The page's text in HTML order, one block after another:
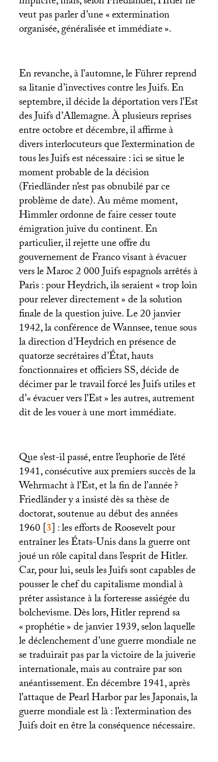
veut pas parler d’une «extermination
organisée, généralisée et immédiate».
En revanche, à l’automne, le Führer reprend
sa litanie d’invectives contre les Juifs. En
septembre, il décide la déportation vers l’Est
des Juifs d’Allemagne. À plusieurs reprises
entre octobre et décembre, il affirme à
divers interlocuteurs que l’extermination de
tous les Juifs est nécessaire : ici se situe le
moment probable de la décision
(Friedländer n’est pas obnubilé par ce
problème de date). Au même moment,
Himmler ordonne de faire cesser toute
émigration juive du continent. En
particulier, il rejette une offre du
gouvernement de Franco visant à évacuer
vers le Maroc 2 000 Juifs espagnols arrêtés à
Paris : pour Heydrich, ils seraient «trop loin
pour relever directement» de la solution
finale de la question juive. Le 20 janvier
1942, la conférence de Wannsee, tenue sous
la direction d’Heydrich en présence de
quatorze secrétaires d’État, hauts
fonctionnaires et officiersSS, décide de
décimer par le travail forcé les Juifs utiles et
d’«évacuer vers l’Est» les autres, autrement
dit de les vouer à une mort immédiate.
Que s’est-il passé, entre l’euphorie de l’été
1941, consécutive aux premiers succès de la
Wehrmacht à l’Est, et la fin de l’année?
Friedländer y a insisté dès sa thèse de
doctorat, soutenue au début des années
1960[3]: les efforts de Roosevelt pour
entraîner les États-Unis dans la guerre ont
joué un rôle capital dans l’esprit de Hitler.
Car, pour lui, seuls les Juifs sont capables de
pousser le chef du capitalisme mondial à
prêter assistance à la forteresse assiégée du
bolchevisme. Dès lors, Hitler reprend sa
«prophétie» de janvier 1939, selon laquelle
le déclenchement d’une guerre mondiale ne
se traduirait pas par la victoire de la juiverie
internationale, mais au contraire par son
anéantissement. En décembre 1941, après
l’attaque de Pearl Harbor par les Japonais, la
guerre mondiale est là : l’extermination des
Juifs doit en être la conséquence nécessaire.